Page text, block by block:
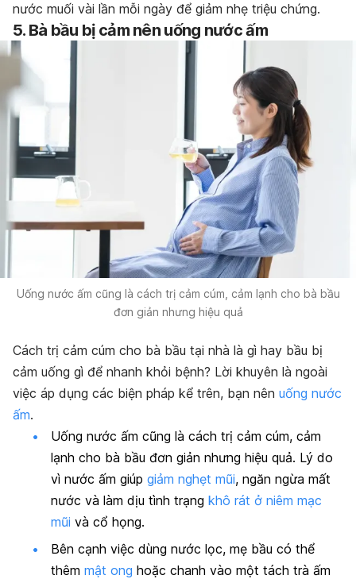
nước muối vài lần mỗi ngày để giảm nhẹ triệu chứng.
5. Bà bầu bị cảm nên uống nước ấm
Uống nước ấm cũng là cách trị cảm cúm, cảm lạnh cho bà bầu
đơn giản nhưng hiệu quả
Cách trị cảm cúm cho bà bầu tại nhà là gì hay bầu bị
cảm uống gì để nhanh khỏi bệnh? Lời khuyên là ngoài
việc áp dụng các biện pháp kể trên, bạn nên uống nước
ấm.
Uống nước ấm cũng là cách trị cảm cúm, cảm
lạnh cho bà bầu đơn giản nhưng hiệu quả. Lý do
vì nước ấm giúp giảm nghẹt mũi, ngăn ngừa mất
nước và làm dịu tình trạng khô rát ở niêm mạc
mũi và cổ họng.
Bên cạnh việc dùng nước lọc, mẹ bầu có thể
thêm mật ong hoặc chanh vào một tách trà ấm